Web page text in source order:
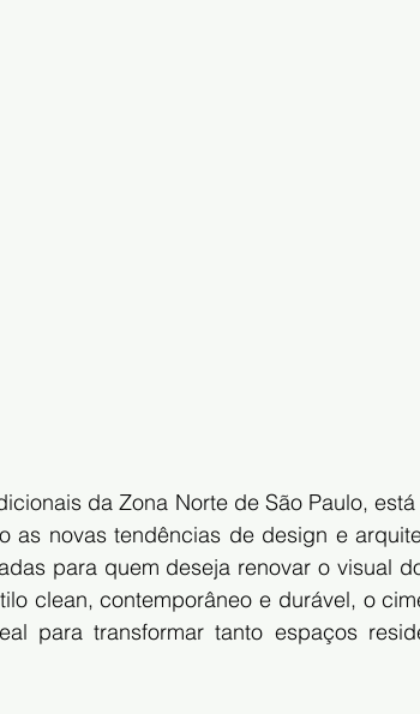
da Zona Norte de São Paulo,
as novas tendências de design e
para quem deseja renovar o visual
clean, contemporâneo e durável, o
para transformar tanto espaços